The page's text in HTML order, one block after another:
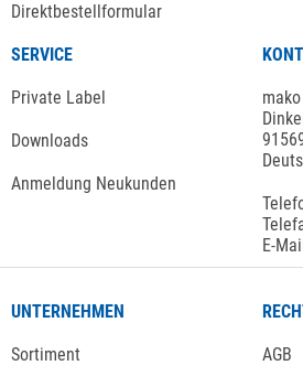
Direktbestellformular
SERVICE
Private Label
Downloads
Anmeldung Neukunden
E-
UNTERNEHMEN
Sortiment AGB